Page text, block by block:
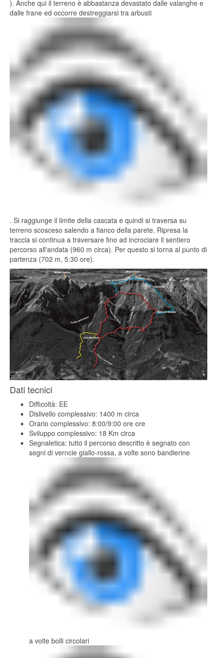
). Anche qui il terreno è abbastanza devastato dalle valanghe e
dalle frane ed occorre destreggiarsi tra arbusti
. Si raggiunge il limite della cascata e quindi si traversa su
terreno scosceso salendo a fianco della parete. Ripresa la
traccia si continua a traversare fino ad incrociare il sentiero
percorso all'andata (960 m circa). Per questo si torna al punto di
partenza (702 m, 5:30 ore).
Dati tecnici
Difficoltà: EE
Dislivello complessivo: 1400 m circa
Orario complessivo: 8:00/9:00 ore ore
Sviluppo complessivo: 18 Km circa
Segnaletica: tutto il percorso descritto è segnato con
segni di verncie giallo-rossa, a volte sono bandierine
a volte bolli circolari